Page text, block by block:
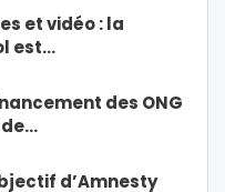
et vidéo : la
est…
des ONG
de…
d’Amnesty